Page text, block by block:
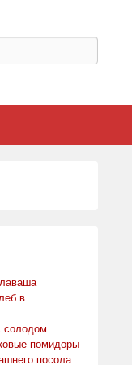
в
солодом
помидоры
посола